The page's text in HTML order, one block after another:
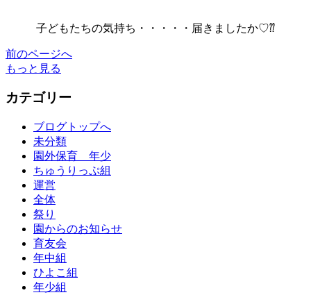
子どもたちの気持ち・・・・・届きましたか♡⁇
前のページへ
もっと見る
カテゴリー
ブログトップへ
未分類
園外保育 年少
ちゅうりっぷ組
運営
全体
祭り
園からのお知らせ
育友会
年中組
ひよこ組
年少組